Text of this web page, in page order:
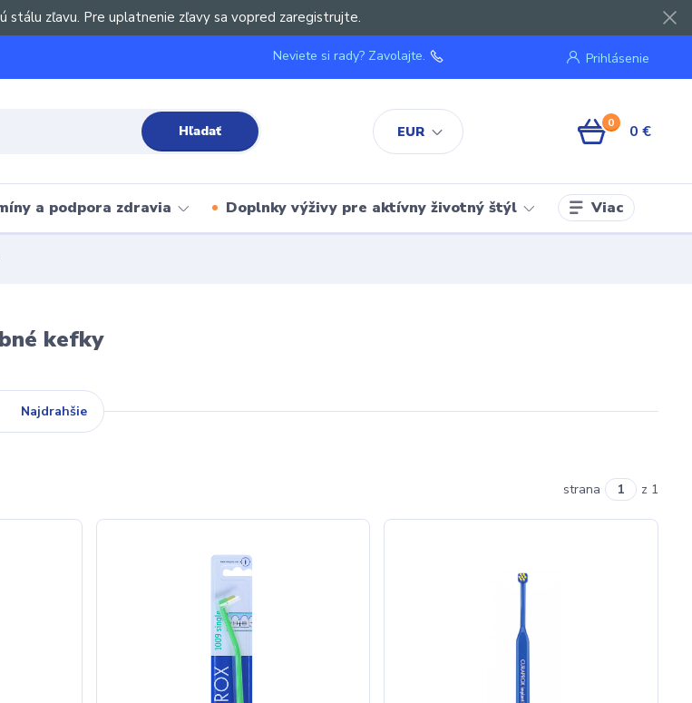
stálu zľavu. Pre uplatnenie zľavy sa vopred zaregistrujte.
EUR
Prihlásenie
Hľadať
Neviete si rady? Zavolajte.
0 0 €
a podpora zdravia Doplnky výživy pre aktívny životný štýl Viac
kefky
Najdrahšie
strana z 1